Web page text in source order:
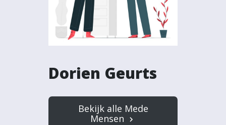
Dorien Geurts
Bekijk alle Mede
Mensen